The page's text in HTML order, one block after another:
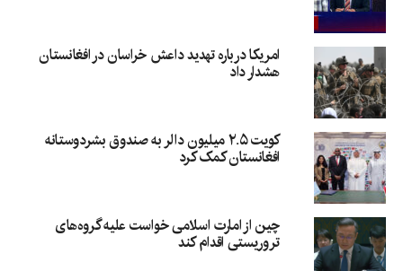
امریکا درباره تهدید داعش خراسان در افغانستان
هشدار داد
کویت ۲.۵ میلیون دالر به صندوق بشردوستانه
افغانستان کمک کرد
چین از امارت اسلامی خواست علیه گروه‌های
تروریستی اقدام کند